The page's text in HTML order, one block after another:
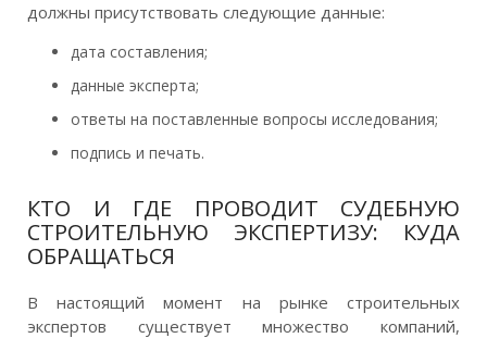
должны присутствовать следующие данные:
дата составления;
данные эксперта;
ответы на поставленные вопросы исследования;
подпись и печать.
КТО И ГДЕ ПРОВОДИТ СУДЕБНУЮ
СТРОИТЕЛЬНУЮ ЭКСПЕРТИЗУ: КУДА
ОБРАЩАТЬСЯ
В настоящий момент на рынке строительных
экспертов существует множество компаний,